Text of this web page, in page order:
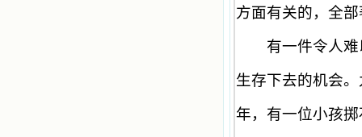
方面有关的，全
有一件令人难
生存下去的机会
年，有一位小孩